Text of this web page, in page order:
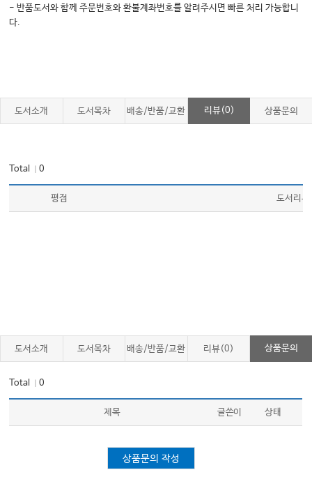
- 반품도서와 함께 주문번호와 환불계좌번호를 알려주시면 빠른 처리 가능합니
다.
도서소개 도서목차 배송/반품/교환 리뷰(0) 상품문의
Total ｜0
평점 도서리뷰
도서소개 도서목차 배송/반품/교환 리뷰(0) 상품문의
Total ｜0
제목 글쓴이 상태
상품문의 작성